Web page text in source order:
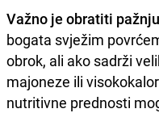
Važno je obratiti
bogata svježim
obrok, ali ako sadrži
majoneze ili
nutritivne prednosti